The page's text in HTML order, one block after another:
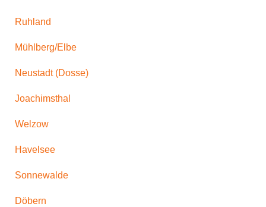
Ruhland
Mühlberg/Elbe
Neustadt (Dosse)
Joachimsthal
Welzow
Havelsee
Sonnewalde
Döbern